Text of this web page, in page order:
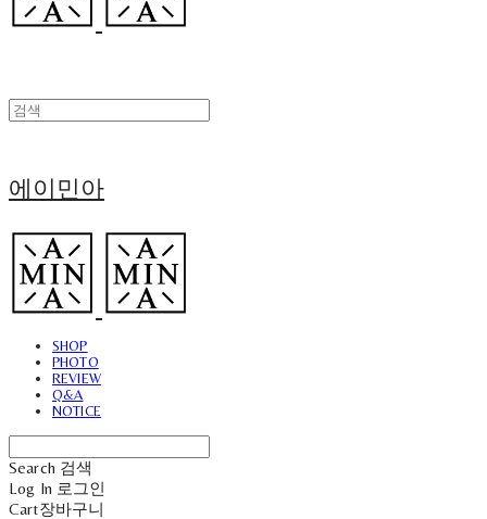
에이민아
SHOP
PHOTO
REVIEW
Q&A
NOTICE
Search 검색
Log In 로그인
Cart장바구니